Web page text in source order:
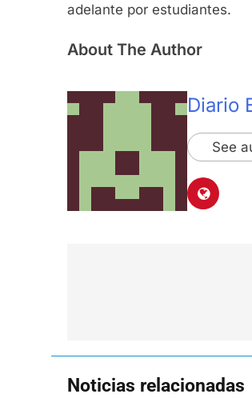
adelante por estudiantes.
About The Author
Diario
See
Noticias relacionadas